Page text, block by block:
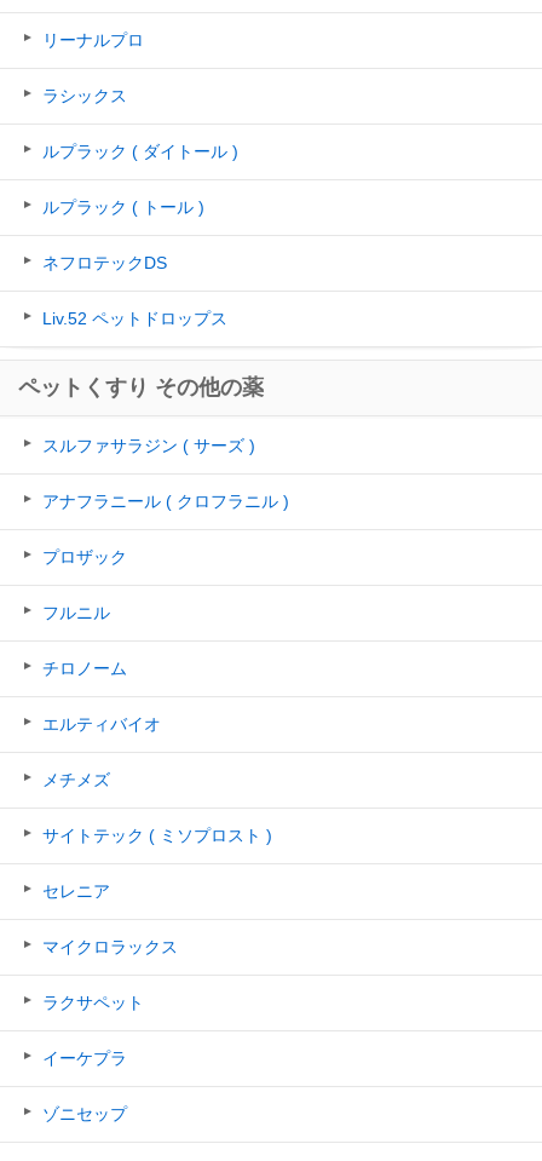
リーナルプロ
ラシックス
ルプラック ( ダイトール )
ルプラック ( トール )
ネフロテックDS
Liv.52 ペットドロップス
ペットくすり その他の薬
スルファサラジン ( サーズ )
アナフラニール ( クロフラニル )
プロザック
フルニル
チロノーム
エルティバイオ
メチメズ
サイトテック ( ミソプロスト )
セレニア
マイクロラックス
ラクサペット
イーケプラ
ゾニセップ